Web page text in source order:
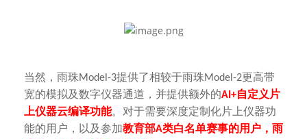
当然，雨珠Model-3提供了相较于雨珠Model-2更高带
宽的模拟及数字仪器通道，并提供额外的AI+自定义片
上仪器云编译功能。对于需要深度定制化片上仪器功
能的用户，以及参加教育部A类白名单赛事的用户，雨